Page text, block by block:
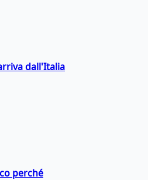
dall'Italia
perché